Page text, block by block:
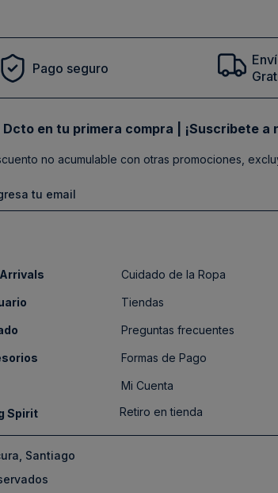
Pago seguro
Dcto en tu primera compra | ¡Suscribete
no acumulable con otras promociones,
Spirit
Cuidado de la Ropa
Tiendas
Preguntas frecuentes
Formas de Pago
Mi Cuenta
Retiro en tienda
Santiago